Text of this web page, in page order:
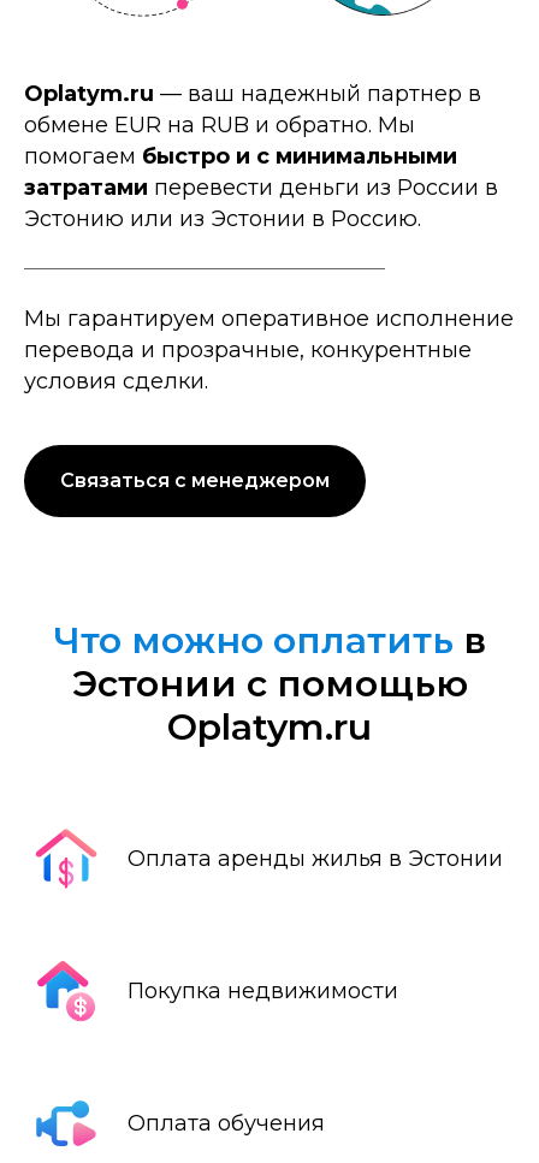
Oplatym.ru — ваш надежный партнер в
обмене EUR на RUB и обратно. Мы
помогаем быстро и с минимальными
затратами перевести деньги из России в
Эстонию или из Эстонии в Россию.
Мы гарантируем оперативное исполнение
перевода и прозрачные, конкурентные
условия сделки.
Связаться с менеджером
Что можно оплатить в
Эстонии с помощью
Oplatym.ru
Оплата аренды жилья в Эстонии
Покупка недвижимости
Оплата обучения